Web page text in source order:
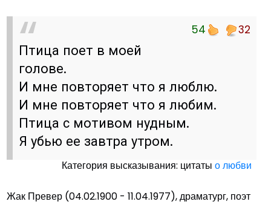
54 32
Птица поет в моей
голове.
И мне повторяет что я люблю.
И мне повторяет что я любим.
Птица с мотивом нудным.
Я убью ее завтра утром.
Категория высказывания: цитатыо любви
Жак Превер (04.02.1900 - 11.04.1977), драматург, поэт